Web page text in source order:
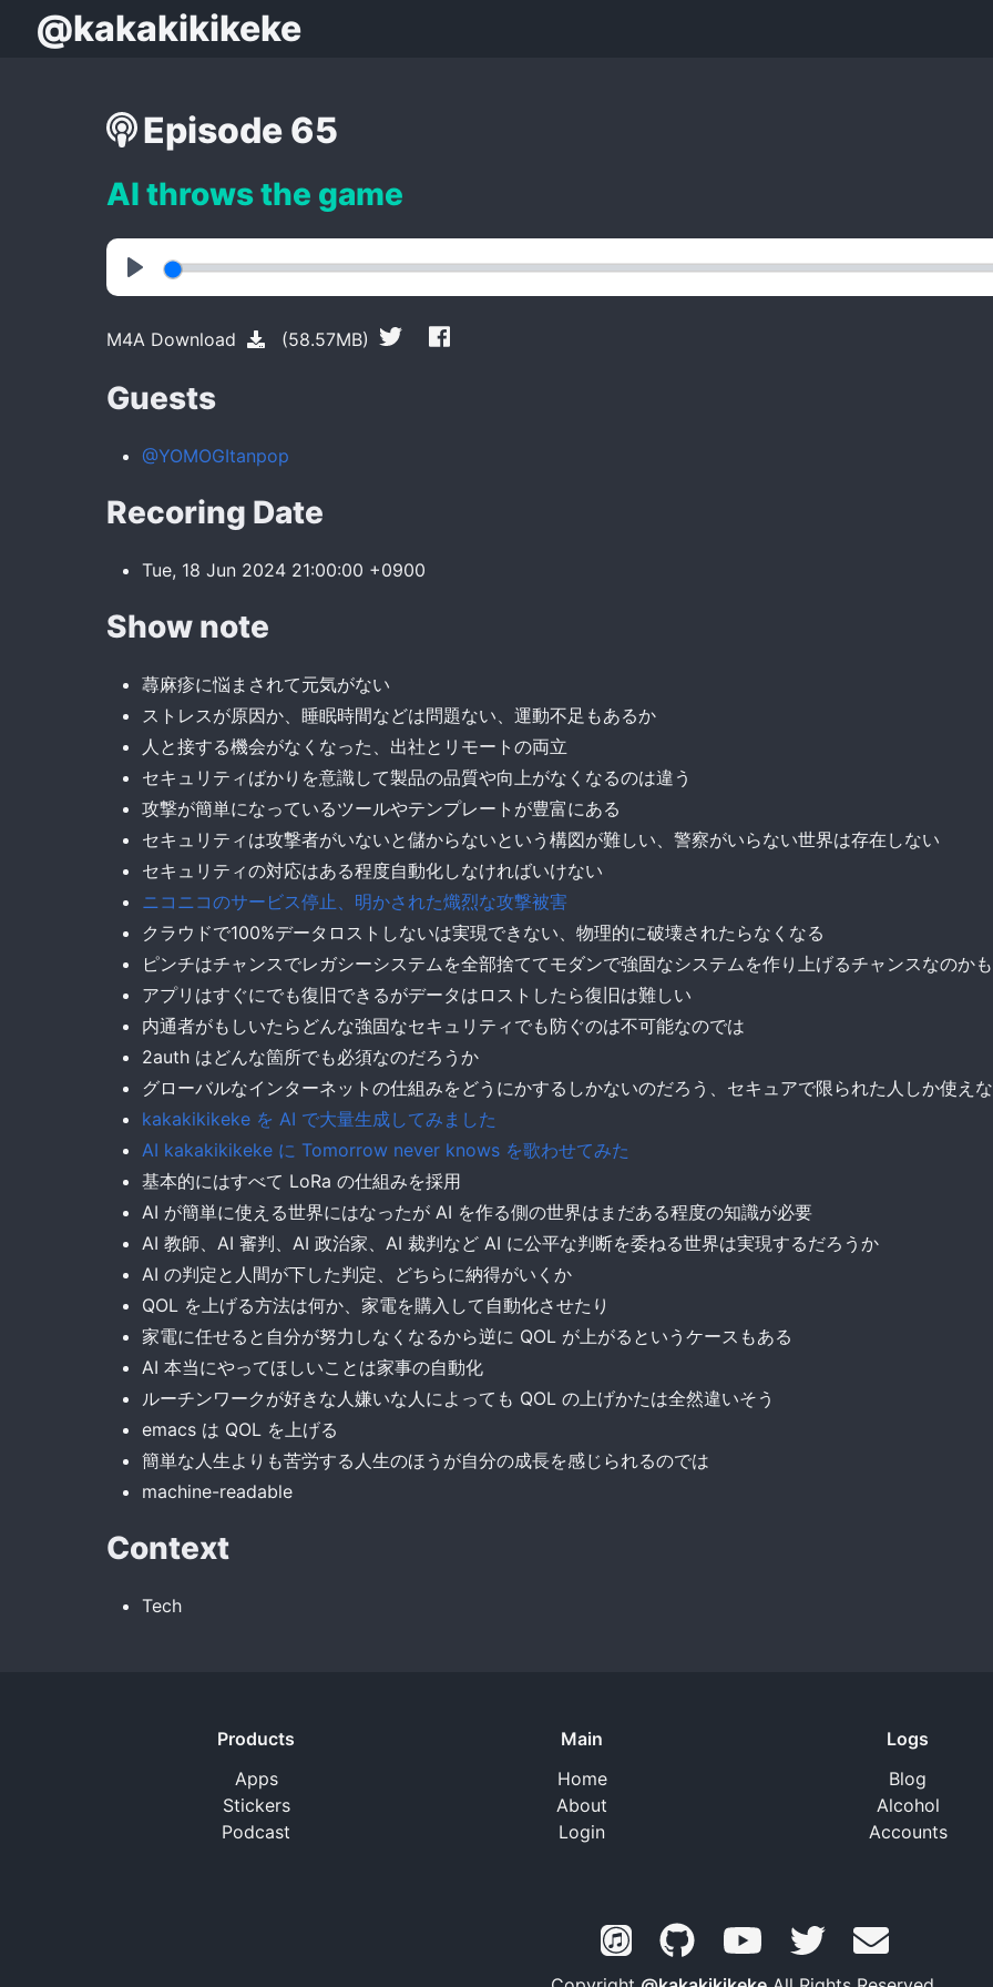
@kakakikikeke
Episode 65
AI throws the game
Play
M4A Download (58.57MB)
Guests
@YOMOGItanpop
Recoring Date
Tue, 18 Jun 2024 21:00:00 +0900
Show note
蕁麻疹に悩まされて元気がない
ストレスが原因か、睡眠時間などは問題ない、運動不足もあるか
人と接する機会がなくなった、出社とリモートの両立
セキュリティばかりを意識して製品の品質や向上がなくなるのは違う
攻撃が簡単になっているツールやテンプレートが豊富にある
セキュリティは攻撃者がいないと儲からないという構図が難しい、警察がいらない世界は存在しない
セキュリティの対応はある程度自動化しなければいけない
ニコニコのサービス停止、明かされた熾烈な攻撃被害
クラウドで100%データロストしないは実現できない、物理的に破壊されたらなくなる
ピンチはチャンスでレガシーシステムを全部捨ててモダンで強固なシステムを作り上げるチャンスなのか
アプリはすぐにでも復旧できるがデータはロストしたら復旧は難しい
内通者がもしいたらどんな強固なセキュリティでも防ぐのは不可能なのでは
2auth はどんな箇所でも必須なのだろうか
グローバルなインターネットの仕組みをどうにかするしかないのだろう、セキュアで限られた人しか使え
kakakikikeke を AI で大量生成してみました
AI kakakikikeke に Tomorrow never knows を歌わせてみた
基本的にはすべて LoRa の仕組みを採用
AI が簡単に使える世界にはなったが AI を作る側の世界はまだある程度の知識が必要
AI 教師、AI 審判、AI 政治家、AI 裁判など AI に公平な判断を委ねる世界は実現するだろうか
AI の判定と人間が下した判定、どちらに納得がいくか
QOL を上げる方法は何か、家電を購入して自動化させたり
家電に任せると自分が努力しなくなるから逆に QOL が上がるというケースもある
AI 本当にやってほしいことは家事の自動化
ルーチンワークが好きな人嫌いな人によっても QOL の上げかたは全然違いそう
emacs は QOL を上げる
簡単な人生よりも苦労する人生のほうが自分の成長を感じられるのでは
machine-readable
Context
Tech
Products
Apps
Stickers
Podcast
Main
Home
About
Login
Logs
Blog
Alcohol
Accounts